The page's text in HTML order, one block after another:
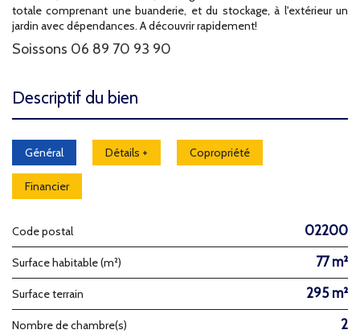
totale comprenant une buanderie, et du stockage, à l'extérieur un
jardin avec dépendances. A découvrir rapidement!
Soissons 06 89 70 93 90
descriptif du bien
Général Détails + Copropriété
Financier
Code postal 02200
Surface habitable (m²) 77 m²
surface terrain 295 m²
Nombre de chambre(s) 2